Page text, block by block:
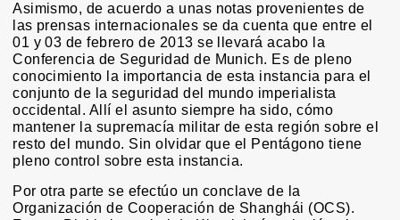
Asimismo, de acuerdo a unas notas provenientes de
las prensas internacionales se da cuenta que entre el
01 y 03 de febrero de 2013 se llevará acabo la
Conferencia de Seguridad de Munich. Es de pleno
conocimiento la importancia de esta instancia para el
conjunto de la seguridad del mundo imperialista
occidental. Allí el asunto siempre ha sido, cómo
mantener la supremacía militar de esta región sobre el
resto del mundo. Sin olvidar que el Pentágono tiene
pleno control sobre esta instancia.
Por otra parte se efectúo un conclave de la
Organización de Cooperación de Shanghái (OCS).